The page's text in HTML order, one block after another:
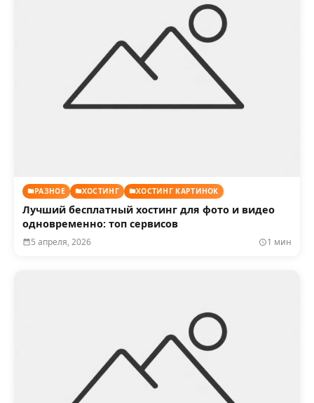
РАЗНОЕ ХОСТИНГ ХОСТИНГ КАРТИНОК
Лучший бесплатный хостинг для фото и видео
одновременно: топ сервисов
5 апреля, 2026 1 мин